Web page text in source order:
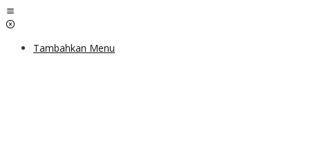
Lewati
ke
Tambahkan Menu